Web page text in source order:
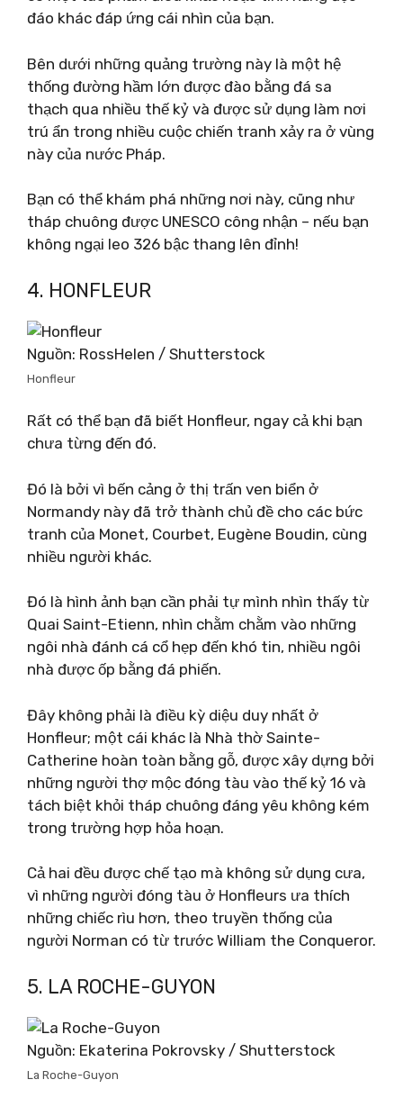
đáo khác đáp ứng cái nhìn của bạn.
Bên dưới những quảng trường này là một hệ
thống đường hầm lớn được đào bằng đá sa
thạch qua nhiều thế kỷ và được sử dụng làm nơi
trú ẩn trong nhiều cuộc chiến tranh xảy ra ở vùng
này của nước Pháp.
Bạn có thể khám phá những nơi này, cũng như
tháp chuông được UNESCO công nhận – nếu bạn
không ngại leo 326 bậc thang lên đỉnh!
4. HONFLEUR
Nguồn: RossHelen / Shutterstock
Honfleur
Rất có thể bạn đã biết Honfleur, ngay cả khi bạn
chưa từng đến đó.
Đó là bởi vì bến cảng ở thị trấn ven biển ở
Normandy này đã trở thành chủ đề cho các bức
tranh của Monet, Courbet, Eugène Boudin, cùng
nhiều người khác.
Đó là hình ảnh bạn cần phải tự mình nhìn thấy từ
Quai Saint-Etienn, nhìn chằm chằm vào những
ngôi nhà đánh cá cổ hẹp đến khó tin, nhiều ngôi
nhà được ốp bằng đá phiến.
Đây không phải là điều kỳ diệu duy nhất ở
Honfleur; một cái khác là Nhà thờ Sainte-
Catherine hoàn toàn bằng gỗ, được xây dựng bởi
những người thợ mộc đóng tàu vào thế kỷ 16 và
tách biệt khỏi tháp chuông đáng yêu không kém
trong trường hợp hỏa hoạn.
Cả hai đều được chế tạo mà không sử dụng cưa,
vì những người đóng tàu ở Honfleurs ưa thích
những chiếc rìu hơn, theo truyền thống của
người Norman có từ trước William the Conqueror.
5. LA ROCHE-GUYON
Nguồn: Ekaterina Pokrovsky / Shutterstock
La Roche-Guyon